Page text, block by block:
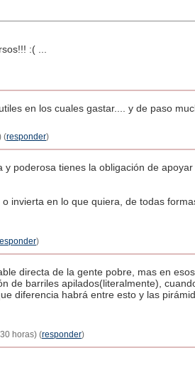
:( ...
en los cuales gastar.... y de paso
(responder)
poderosa tienes la obligación de
invierta en lo que quiera, de todas
)
directa de la gente pobre, mas en
de barriles apilados(literalmente),
diferencia habrá entre esto y las
horas) (responder)